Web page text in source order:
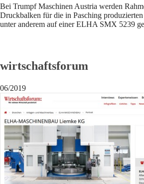
Bei Trumpf Maschinen Austria werden
Druckbalken für die in Pasching
unter anderem auf einer ELHA SMX 5239
wirtschaftsforum
06/2019